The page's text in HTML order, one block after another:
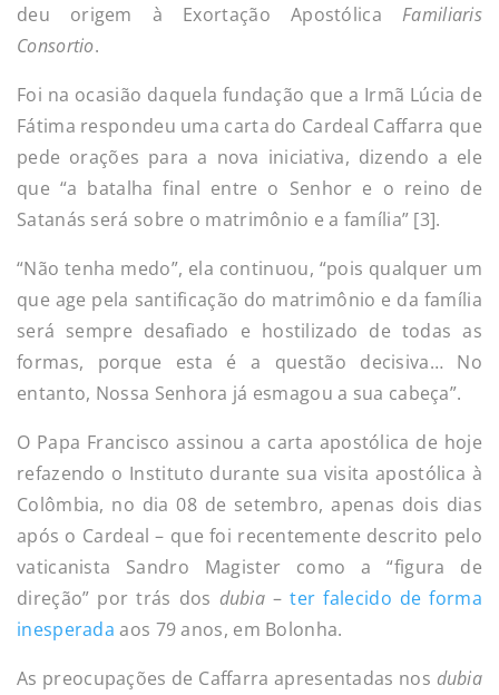
deu origem à Exortação Apostólica Familiaris
Consortio.
Foi na ocasião daquela fundação que a Irmã Lúcia de
Fátima respondeu uma carta do Cardeal Caffarra que
pede orações para a nova iniciativa, dizendo a ele
que “a batalha final entre o Senhor e o reino de
Satanás será sobre o matrimônio e a família” [3].
“Não tenha medo”, ela continuou, “pois qualquer um
que age pela santificação do matrimônio e da família
será sempre desafiado e hostilizado de todas as
formas, porque esta é a questão decisiva… No
entanto, Nossa Senhora já esmagou a sua cabeça”.
O Papa Francisco assinou a carta apostólica de hoje
refazendo o Instituto durante sua visita apostólica à
Colômbia, no dia 08 de setembro, apenas dois dias
após o Cardeal – que foi recentemente descrito pelo
vaticanista Sandro Magister como a “figura de
direção” por trás dos dubia – ter falecido de forma
inesperada aos 79 anos, em Bolonha.
As preocupações de Caffarra apresentadas nos dubia